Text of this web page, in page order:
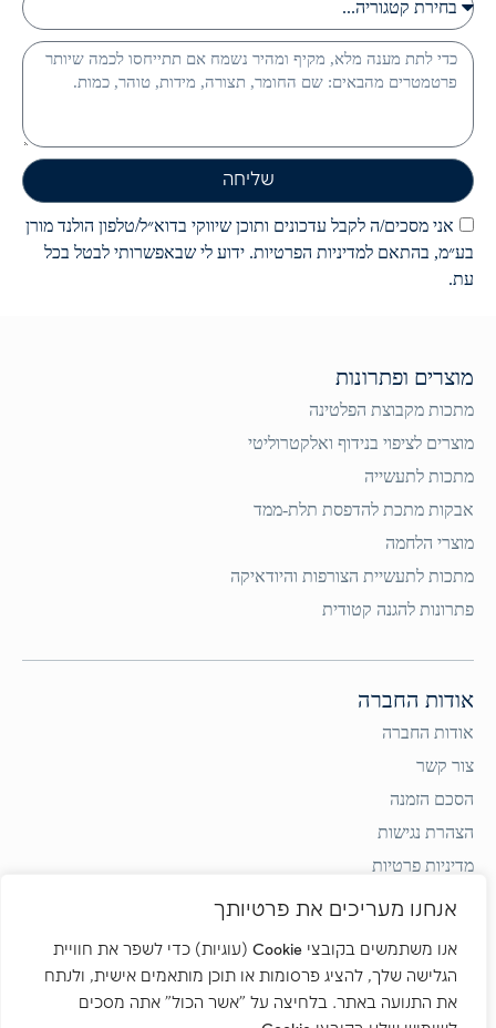
אנחנו מעריכים את פרטיותך
אנו משתמשים בקובצי Cookie (עוגיות) כדי לשפר את חוויית
הגלישה שלך, להציג פרסומות או תוכן מותאמים אישית, ולנתח
את התנועה באתר. בלחיצה על "אשר הכול" אתה מסכים
אני מסכים/ה לקבל עדכונים ותוכן שיווקי בדוא״ל/טלפון הולנד מורן
בע״מ, בהתאם למדיניות הפרטיות. ידוע לי שבאפשרותי לבטל בכל
עת.
שליחה
מוצרים ופתרונות
מתכות מקבוצת הפלטינה
מוצרים לציפוי בנידוף ואלקטרוליטי
מתכות לתעשייה
אבקות מתכת להדפסת תלת-ממד
מוצרי הלחמה
מתכות לתעשיית הצורפות והיודאיקה
פתרונות להגנה קטודית
אודות החברה
אודות החברה
צור קשר
הסכם הזמנה
הצהרת נגישות
מדיניות פרטיות
צור קשר
רח' אברהם גירון 15, יהוד 5621729